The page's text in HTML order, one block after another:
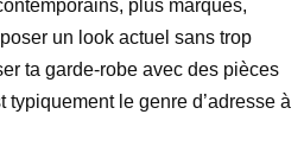
plus marqués,
un look actuel sans trop
ta garde-robe avec des pièces
typiquement le genre d’adresse à